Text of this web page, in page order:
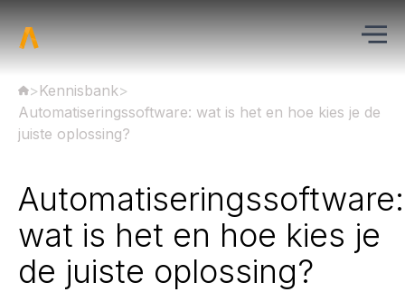
> Kennisbank>
Automatiseringssoftware: wat is het en hoe kies je de
juiste oplossing?
Automatiseringssoftware:
wat is het en hoe kies je
de juiste oplossing?